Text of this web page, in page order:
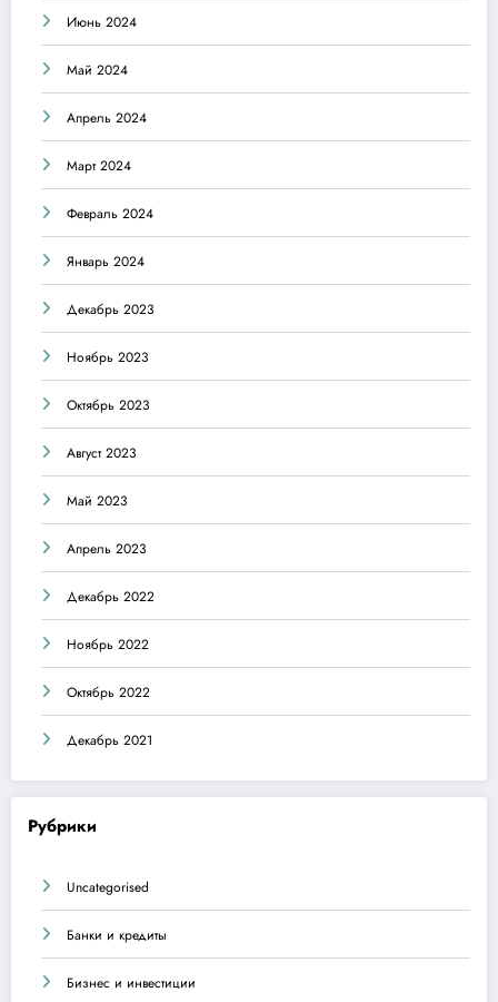
Июнь 2024
Май 2024
Апрель 2024
Март 2024
Февраль 2024
Январь 2024
Декабрь 2023
Ноябрь 2023
Октябрь 2023
Август 2023
Май 2023
Апрель 2023
Декабрь 2022
Ноябрь 2022
Октябрь 2022
Декабрь 2021
Рубрики
Uncategorised
Банки и кредиты
Бизнес и инвестиции